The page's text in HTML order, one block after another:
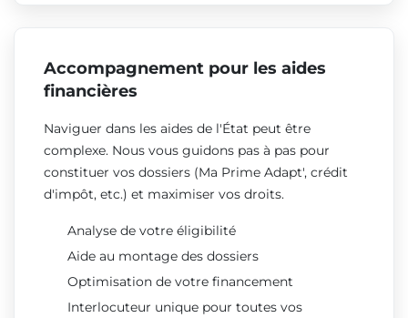
Accompagnement pour les aides
financières
Naviguer dans les aides de l'État peut être
complexe. Nous vous guidons pas à pas pour
constituer vos dossiers (Ma Prime Adapt', crédit
d'impôt, etc.) et maximiser vos droits.
Analyse de votre éligibilité
Aide au montage des dossiers
Optimisation de votre financement
Interlocuteur unique pour toutes vos